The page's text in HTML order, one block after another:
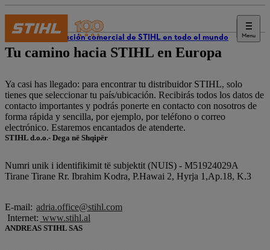
Menu
Distribución comercial de STIHL en todo el mundo
Tu camino hacia STIHL en Europa
Ya casi has llegado: para encontrar tu distribuidor STIHL, solo
tienes que seleccionar tu país/ubicación. Recibirás todos los datos de
contacto importantes y podrás ponerte en contacto con nosotros de
forma rápida y sencilla, por ejemplo, por teléfono o correo
electrónico. Estaremos encantados de atenderte.
STIHL d.o.o.- Dega në Shqipër
Numri unik i identifikimit të subjektit (NUIS) - M51924029A
Tirane Tirane Rr. Ibrahim Kodra, P.Hawai 2, Hyrja 1,Ap.18, K.3
E-mail: adria.office@stihl.com
Internet: www.stihl.al
ANDREAS STIHL SAS